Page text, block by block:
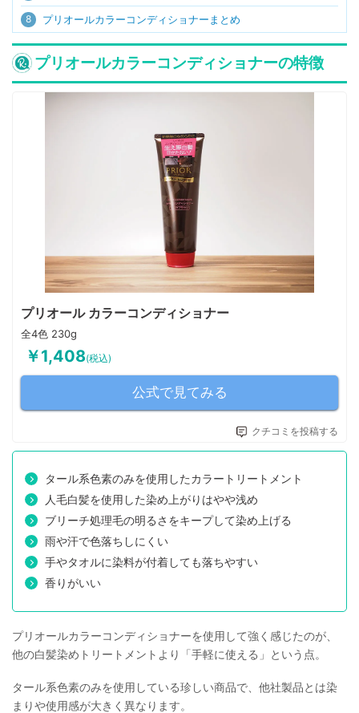
8 プリオールカラーコンディショナーまとめ
プリオールカラーコンディショナーの特徴
プリオール カラーコンディショナー
全4色 230g
￥1,408(税込)
公式で見てみる
クチコミを投稿する
タール系色素のみを使用したカラートリートメント
人毛白髪を使用した染め上がりはやや浅め
ブリーチ処理毛の明るさをキープして染め上げる
雨や汗で色落ちしにくい
手やタオルに染料が付着しても落ちやすい
香りがいい
プリオールカラーコンディショナーを使用して強く感じたのが、
他の白髪染めトリートメントより「手軽に使える」という点。
タール系色素のみを使用している珍しい商品で、他社製品とは染
まりや使用感が大きく異なります。